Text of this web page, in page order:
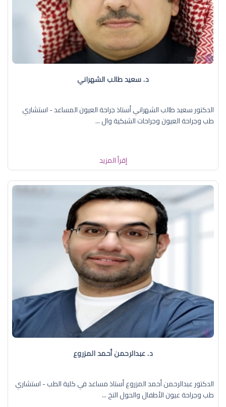
د. سعيد طالب الشهراني
الدكتور سعيد طالب الشهراني أستاذ جراحة العيون المساعد - استشاري
طب وجراحة العيون وجراحات الشبكية وال ...
إقرأ المزيد
د. عبدالرحمن أحمد المزروع
الدكتور عبدالرحمن أحمد المزروع أستاذ مساعد في كلية الطب - استشاري
طب وجراحة عيون الأطفال والحول التخ ...